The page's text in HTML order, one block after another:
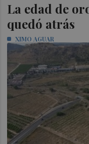
La edad de
quedó atrás
XIMO AGUAR